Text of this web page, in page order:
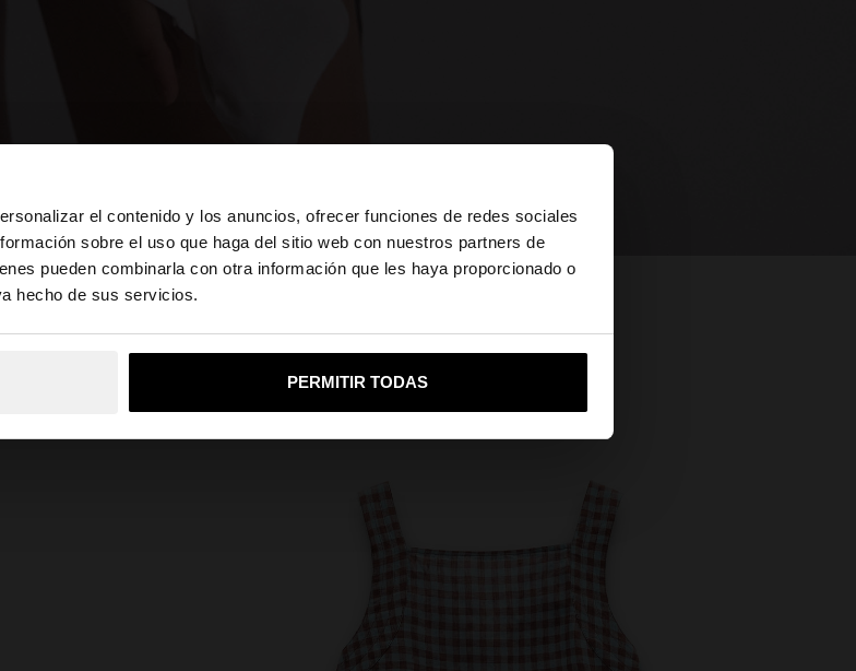
el contenido y los anuncios, ofrecer funciones de redes sociales
sobre el uso que haga del sitio web con nuestros partners de
pueden combinarla con otra información que les haya proporcionado o
hecho de sus servicios.
PERMITIR TODAS
×
¿Quieres ir a la web de United States?
en la web de Guatemala Sí, llévame a United States